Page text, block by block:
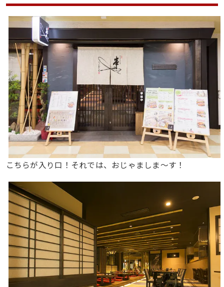
こちらが入り口！それでは、おじゃましま〜す！